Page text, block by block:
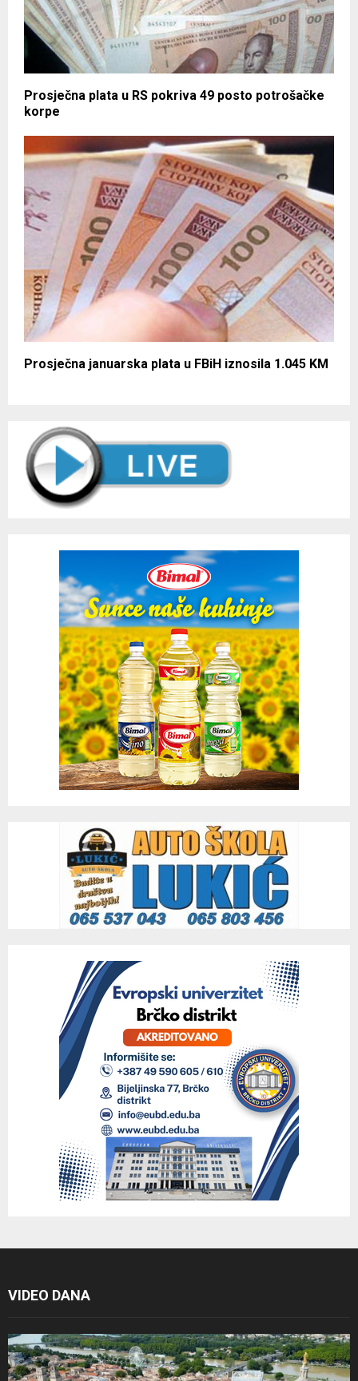
Prosječna plata u RS pokriva 49 posto potrošačke
korpe
Prosječna januarska plata u FBiH iznosila 1.045 KM
VIDEO DANA